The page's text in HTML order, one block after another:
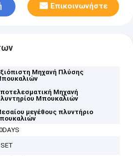
Επικοινωνήστε
Μηχανή Πλύσης
Μηχανή
Μπουκαλιών
μεγέθους πλυντήριο